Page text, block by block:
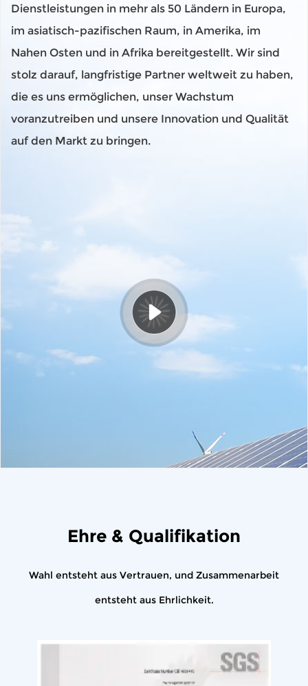
Dienstleistungen in mehr als 50 Ländern in Europa,
im asiatisch-pazifischen Raum, in Amerika, im
Nahen Osten und in Afrika bereitgestellt. Wir sind
stolz darauf, langfristige Partner weltweit zu haben,
die es uns ermöglichen, unser Wachstum
voranzutreiben und unsere Innovation und Qualität
auf den Markt zu bringen.
Ehre & Qualifikation
Wahl entsteht aus Vertrauen, und Zusammenarbeit
entsteht aus Ehrlichkeit.